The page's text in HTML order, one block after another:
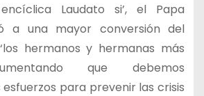
Laudato si’, el Papa
a una mayor conversión del
hermanos y hermanas más
que debemos
para prevenir las crisis